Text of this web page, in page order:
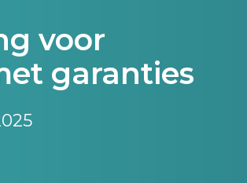
voor
garanties